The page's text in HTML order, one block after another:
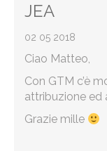
JEA
02 05 2018
Ciao Matteo,
Con GTM c’è
attribuzione ed
Grazie mille